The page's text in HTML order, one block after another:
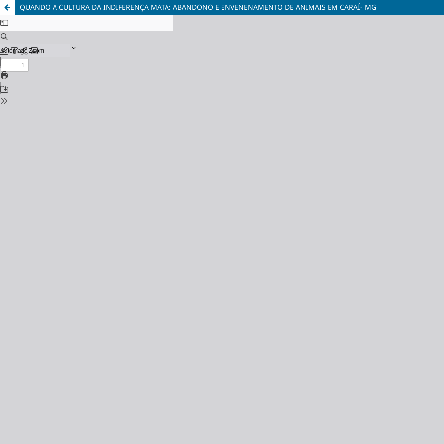
QUANDO A CULTURA DA INDIFERENÇA MATA: ABANDONO E ENVENENAMENTO DE ANIMAIS EM CARAÍ- MG